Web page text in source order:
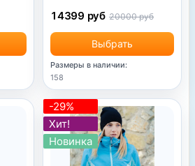
Выбрать
14399 руб 20000 руб
Размеры в наличии:
158
-29%
Хит!
Новинка